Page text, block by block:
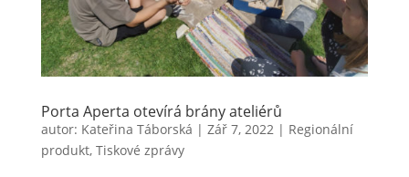
Porta Aperta otevírá brány ateliérů
autor: Kateřina Táborská | Zář 7, 2022 | Regionální
produkt, Tiskové zprávy